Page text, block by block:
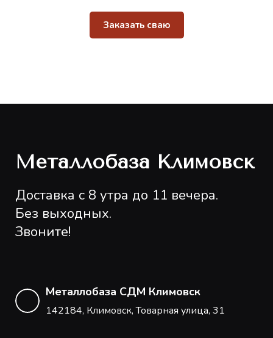
Заказать сваю
Металлобаза Климовск
Доставка с 8 утра до 11 вечера.
Без выходных.
Звоните!
Металлобаза СДМ Климовск
142184, Климовск, Товарная улица, 31